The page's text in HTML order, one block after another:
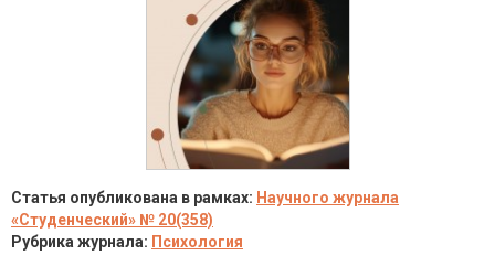
Статья опубликована в рамках: Научного журнала
«Студенческий» № 20(358)
Рубрика журнала: Психология